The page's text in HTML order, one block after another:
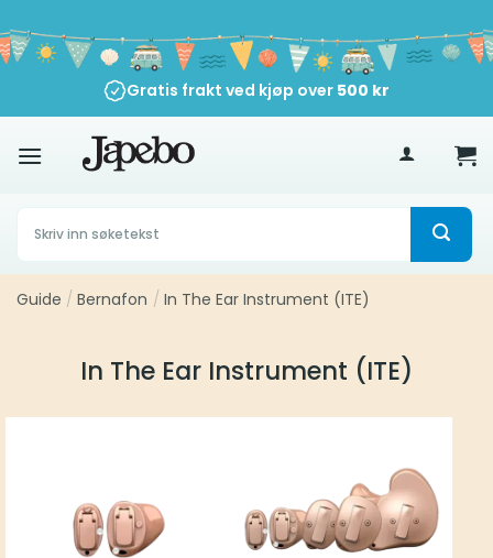
to
content
Gratis frakt ved kjøp over 500 kr
Søk
etter:
Guide / Bernafon / In The Ear Instrument (ITE)
In The Ear Instrument (ITE)